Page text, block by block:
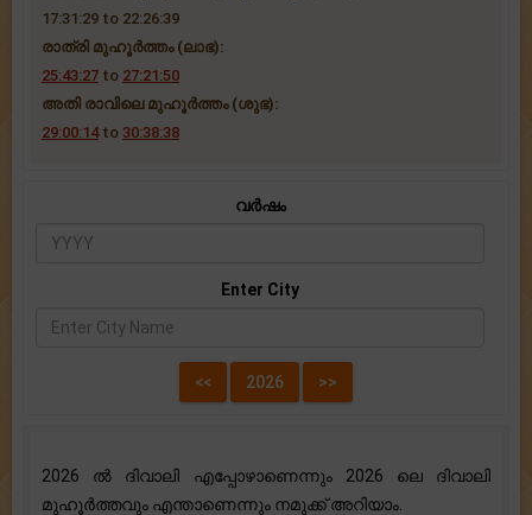
17:31:29 to 22:26:39
രാത്രി മുഹൂർത്തം (ലാഭ):
25:43:27 to 27:21:50
അതി രാവിലെ മുഹൂർത്തം (ശുഭ):
29:00:14to 30:38:38
വർഷം
Enter City
2026 ൽ ദിവാലി എപ്പോഴാണെന്നും 2026 ലെ ദിവാലി
മുഹൂർത്തവും എന്താണെന്നും നമുക്ക് അറിയാം.